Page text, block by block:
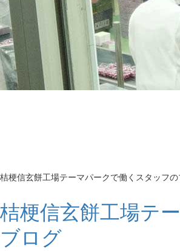
桔梗信玄餅工場テーマパークで働くスタッフの
桔梗信玄餅工場テ
ブログ